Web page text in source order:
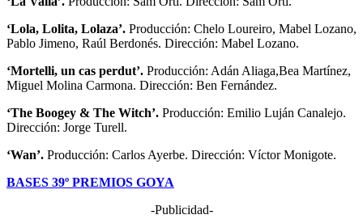
‘Lola, Lolita, Lolaza’. Producción: Chelo Loureiro, Mabel Lozano,
Pablo Jimeno, Raúl Berdonés. Dirección: Mabel Lozano.
‘Mortelli, un cas perdut’. Producción: Adán Aliaga,Bea Martínez,
Miguel Molina Carmona. Dirección: Ben Fernández.
‘The Boogey & The Witch’. Producción: Emilio Luján Canalejo.
Dirección: Jorge Turell.
‘Wan’. Producción: Carlos Ayerbe. Dirección: Víctor Monigote.
BASES 39º PREMIOS GOYA
-Publicidad-